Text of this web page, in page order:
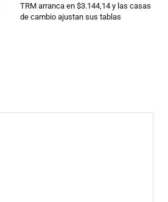
TRM arranca en $3.144,14 y las casas
de cambio ajustan sus tablas